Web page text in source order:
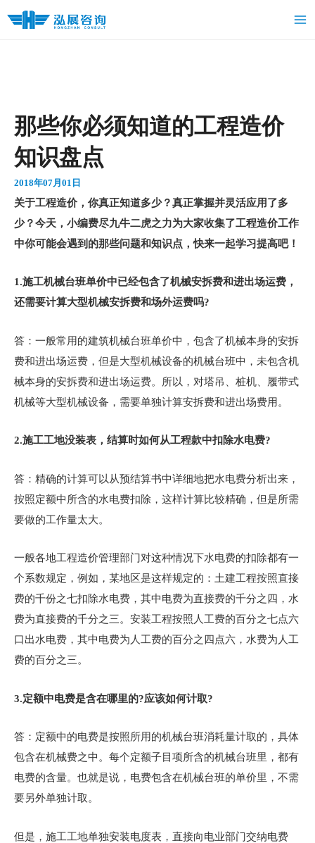
那些你必须知道的工程造价
知识盘点
2018年07月01日
关于工程造价，你真正知道多少？真正掌握并灵活应用了多
少？今天，小编费尽九牛二虎之力为大家收集了工程造价工作
中你可能会遇到的那些问题和知识点，快来一起学习提高吧！
1.施工机械台班单价中已经包含了机械安拆费和进出场运费，
还需要计算大型机械安拆费和场外运费吗?
答：一般常用的建筑机械台班单价中，包含了机械本身的安拆
费和进出场运费，但是大型机械设备的机械台班中，未包含机
械本身的安拆费和进出场运费。所以，对塔吊、桩机、履带式
机械等大型机械设备，需要单独计算安拆费和进出场费用。
2.施工工地没装表，结算时如何从工程款中扣除水电费?
答：精确的计算可以从预结算书中详细地把水电费分析出来，
按照定额中所含的水电费扣除，这样计算比较精确，但是所需
要做的工作量太大。
一般各地工程造价管理部门对这种情况下水电费的扣除都有一
个系数规定，例如，某地区是这样规定的：土建工程按照直接
费的千份之七扣除水电费，其中电费为直接费的千分之四，水
费为直接费的千分之三。安装工程按照人工费的百分之七点六
口出水电费，其中电费为人工费的百分之四点六，水费为人工
费的百分之三。
3.定额中电费是含在哪里的?应该如何计取?
答：定额中的电费是按照所用的机械台班消耗量计取的，具体
包含在机械费之中。每个定额子目项所含的机械台班里，都有
电费的含量。也就是说，电费包含在机械台班的单价里，不需
要另外单独计取。
但是，施工工地单独安装电度表，直接向电业部门交纳电费